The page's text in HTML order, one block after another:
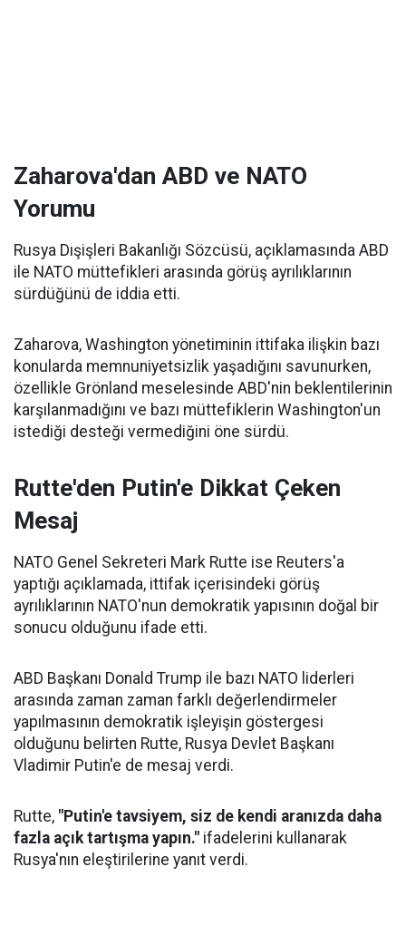
Zaharova'dan ABD ve NATO
Yorumu
Rusya Dışişleri Bakanlığı Sözcüsü, açıklamasında ABD
ile NATO müttefikleri arasında görüş ayrılıklarının
sürdüğünü de iddia etti.
Zaharova, Washington yönetiminin ittifaka ilişkin bazı
konularda memnuniyetsizlik yaşadığını savunurken,
özellikle Grönland meselesinde ABD'nin beklentilerinin
karşılanmadığını ve bazı müttefiklerin Washington'un
istediği desteği vermediğini öne sürdü.
Rutte'den Putin'e Dikkat Çeken
Mesaj
NATO Genel Sekreteri Mark Rutte ise Reuters'a
yaptığı açıklamada, ittifak içerisindeki görüş
ayrılıklarının NATO'nun demokratik yapısının doğal bir
sonucu olduğunu ifade etti.
ABD Başkanı Donald Trump ile bazı NATO liderleri
arasında zaman zaman farklı değerlendirmeler
yapılmasının demokratik işleyişin göstergesi
olduğunu belirten Rutte, Rusya Devlet Başkanı
Vladimir Putin'e de mesaj verdi.
Rutte, "Putin'e tavsiyem, siz de kendi aranızda daha
fazla açık tartışma yapın." ifadelerini kullanarak
Rusya'nın eleştirilerine yanıt verdi.